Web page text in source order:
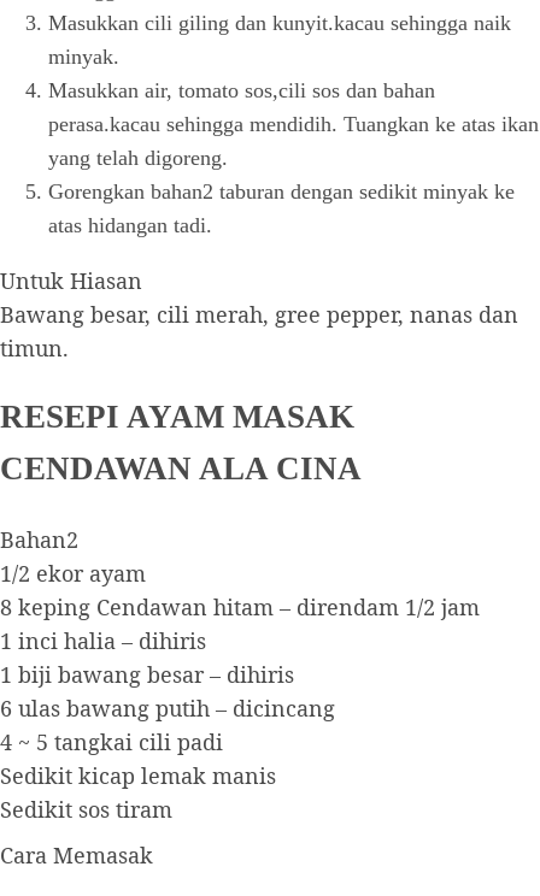
Masukkan cili giling dan kunyit.kacau sehingga naik
minyak.
Masukkan air, tomato sos,cili sos dan bahan
perasa.kacau sehingga mendidih. Tuangkan ke atas ikan
yang telah digoreng.
Gorengkan bahan2 taburan dengan sedikit minyak ke
atas hidangan tadi.
Untuk Hiasan
Bawang besar, cili merah, gree pepper, nanas dan
timun.
RESEPI AYAM MASAK
CENDAWAN ALA CINA
Bahan2
1/2 ekor ayam
8 keping Cendawan hitam – direndam 1/2 jam
1 inci halia – dihiris
1 biji bawang besar – dihiris
6 ulas bawang putih – dicincang
4 ~ 5 tangkai cili padi
Sedikit kicap lemak manis
Sedikit sos tiram
Cara Memasak